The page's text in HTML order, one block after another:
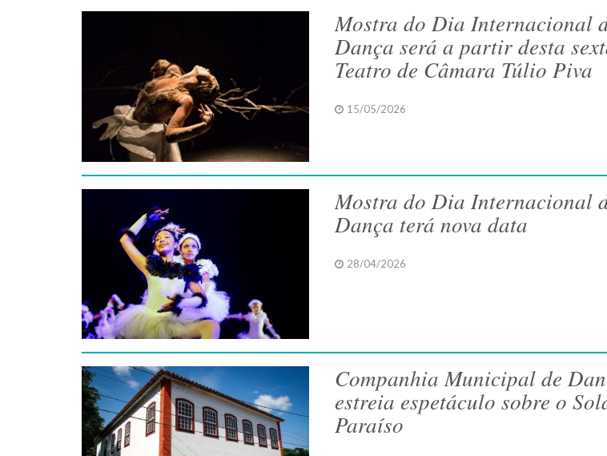
Mostra do Dia Internacional
Dança será a partir desta
Teatro de Câmara Túlio Piva
15/05/2026
Mostra do Dia Internacional
Dança terá nova data
28/04/2026
Companhia Municipal de
estreia espetáculo sobre o
Paraíso